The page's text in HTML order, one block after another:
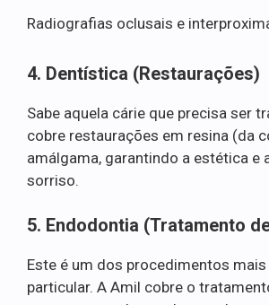
Radiografias oclusais e
4. Dentística (Restaurações)
Sabe aquela cárie que precisa ser
cobre restaurações em resina (da
amálgama, garantindo a estética e
sorriso.
5. Endodontia (Tratamento
Este é um dos procedimentos
particular. A Amil cobre o